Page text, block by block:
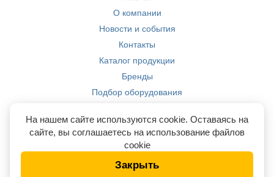
О компании
Новости и события
Контакты
Каталог продукции
Бренды
Подбор оборудования
Компетенции
На нашем сайте используются cookie. Оставаясь на
сайте, вы соглашаетесь на использование файлов
cookie
Закрыть